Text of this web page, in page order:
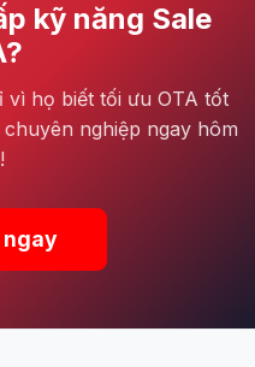
kỹ năng Sale
họ biết tối ưu OTA tốt
nghiệp ngay hôm